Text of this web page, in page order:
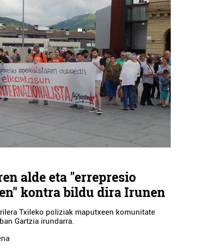
alde eta "errepresio
kontra bildu dira Irunen
Txileko poliziak maputxeen komunitate
Gartzia irundarra.
HIRU T´ERDI KAFETEGIA
Pasaia